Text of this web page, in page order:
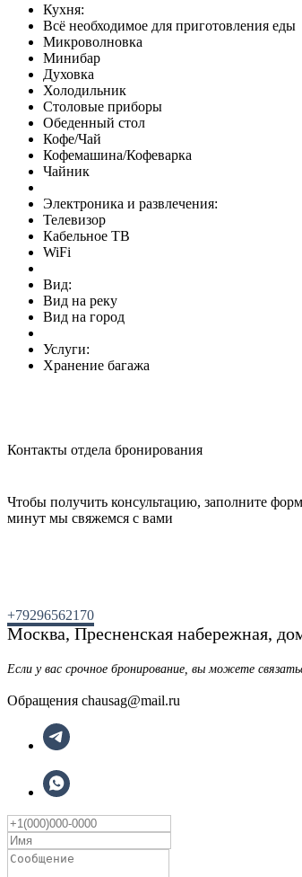
Кухня:
Всё необходимое для приготовления еды
Микроволновка
Минибар
Духовка
Холодильник
Столовые приборы
Обеденный стол
Кофе/Чай
Кофемашина/Кофеварка
Чайник
Электроника и развлечения:
Телевизор
Кабельное ТВ
WiFi
Вид:
Вид на реку
Вид на город
Услуги:
Хранение багажа
Контакты отдела бронирования
Чтобы получить консультацию, заполните
минут мы свяжемся с вами
+79296562170
Москва, Пресненская набережная,
Если у вас срочное бронирование, вы можете
Обращения chausag@mail.ru